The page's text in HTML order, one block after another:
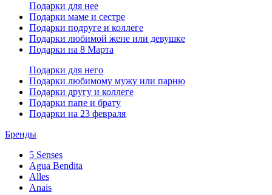
Подарки для нее
Подарки маме и сестре
Подарки подруге и коллеге
Подарки любимой жене или девушке
Подарки на 8 Марта
Подарки для него
Подарки любимому мужу или парню
Подарки другу и коллеге
Подарки папе и брату
Подарки на 23 февраля
Бренды
5 Senses
Agua Bendita
Alles
Anais